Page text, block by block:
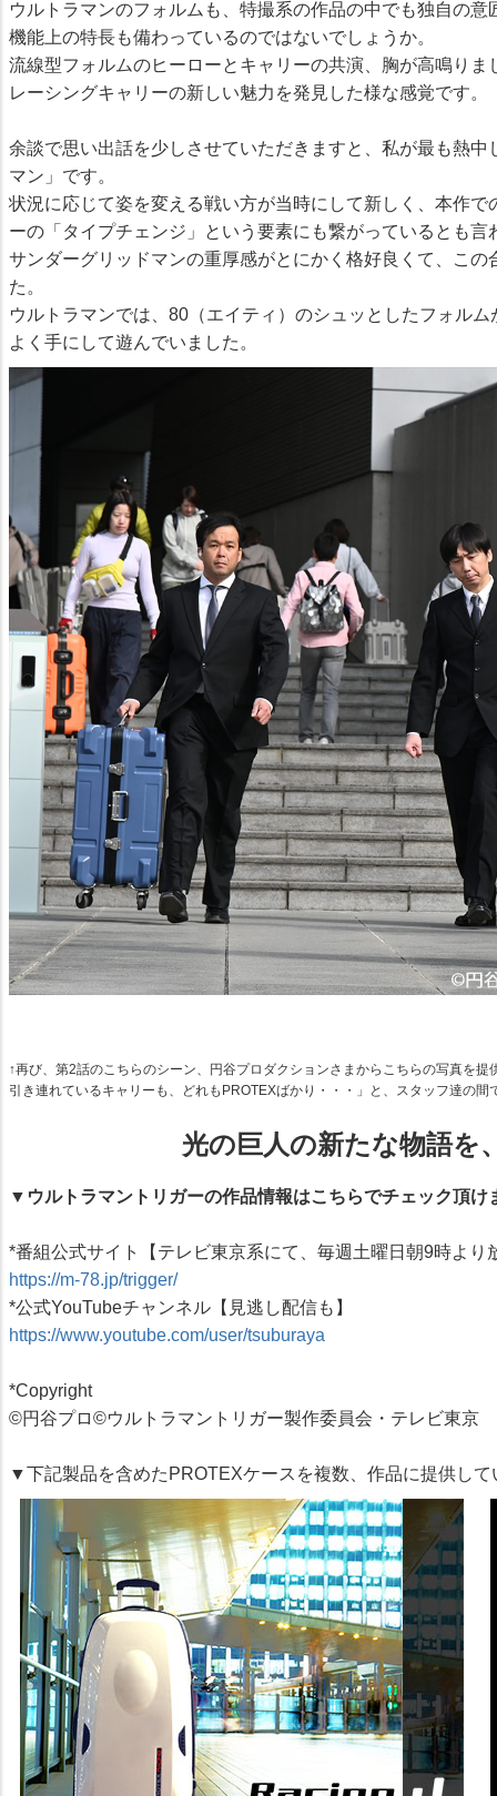
ウルトラマンのフォルムも、特撮系の作品の中でも独自の
機能上の特長も備わっているのではないでしょうか。
流線型フォルムのヒーローとキャリーの共演、胸が高鳴りま
レーシングキャリーの新しい魅力を発見した様な感覚です。
余談で思い出話を少しさせていただきますと、私が最も熱
マン」です。
状況に応じて姿を変える戦い方が当時にして新しく、本作
ーの「タイプチェンジ」という要素にも繋がっているとも言
サンダーグリッドマンの重厚感がとにかく格好良くて、こ
た。
ウルトラマンでは、80（エイティ）のシュッとしたフォル
よく手にして遊んでいました。
↑再び、第2話のこちらのシーン、円谷プロダクションさまからこちらの写真を
引き連れているキャリーも、どれもPROTEXばかり・・・」と、スタッフ達の間
光の巨人の新たな物語を
▼ウルトラマントリガーの作品情報はこちらでチェック頂け
*番組公式サイト【テレビ東京系にて、毎週土曜日朝9時より
https://m-78.jp/trigger/
*公式YouTubeチャンネル【見逃し配信も】
https://www.youtube.com/user/tsuburaya
*Copyright
©円谷プロ©ウルトラマントリガー製作委員会・テレビ東京
▼下記製品を含めたPROTEXケースを複数、作品に提供して